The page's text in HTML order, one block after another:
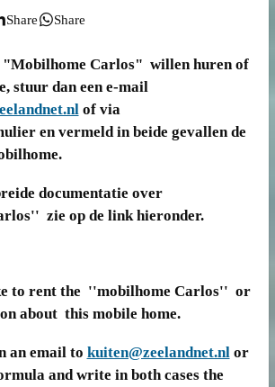
Share Share
Carlos" willen huren of
stuur dan een e-mail
of via
en vermeld in beide gevallen de
documentatie over
zie op de link hieronder.
to rent the ''mobilhome Carlos'' or
about this mobile home.
an email to kuiten@zeelandnet.nl or
and write in both cases the